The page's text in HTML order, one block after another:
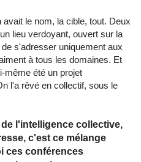
le nom, la cible, tout. Deux
lieu verdoyant, ouvert sur la
s'adresser uniquement aux
à tous les domaines. Et
même été un projet
l'a rêvé en collectif, sous le
l'intelligence collective,
c'est ce mélange
ces conférences